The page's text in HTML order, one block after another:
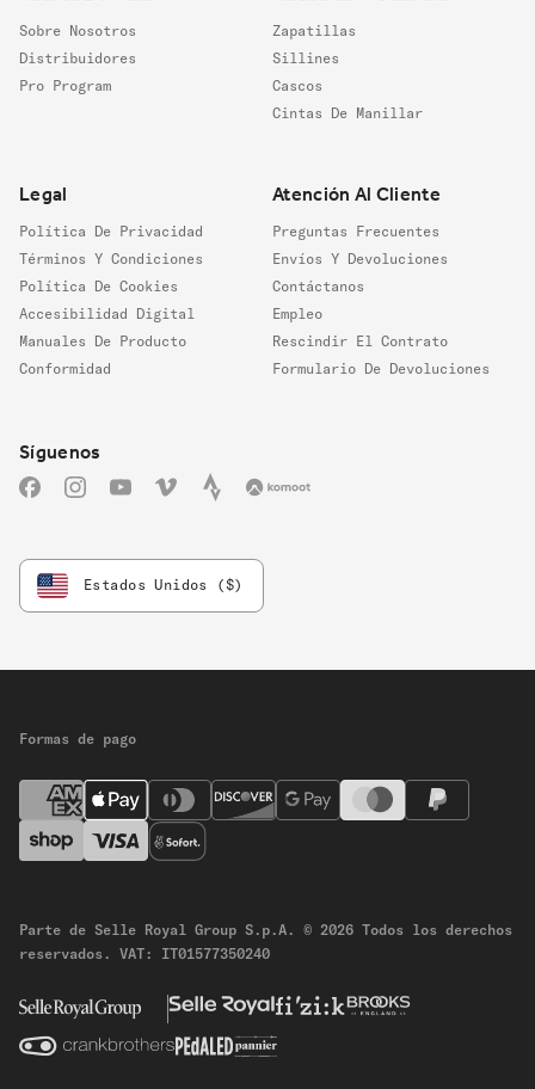
Sobre Nosotros
Distribuidores
Pro Program
Zapatillas
Sillines
Cascos
Cintas De Manillar
Legal
Política De Privacidad
Términos Y Condiciones
Política De Cookies
Accesibilidad Digital
Manuales De Producto
Conformidad
Atención Al Cliente
Preguntas Frecuentes
Envíos Y Devoluciones
Contáctanos
Empleo
Rescindir El Contrato
Formulario De Devoluciones
Síguenos
Síguenos
FacebookInstagramYouTubeVimeo StravaKomoot
Estados Unidos ($)
Formas de pago
Parte de Selle Royal Group S.p.A. © 2026 Todos los derechos
reservados. VAT: IT01577350240